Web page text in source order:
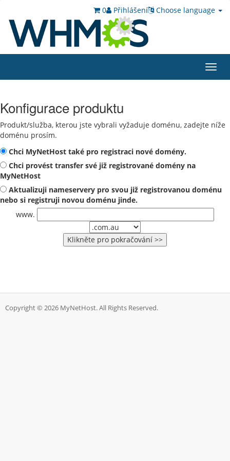
Choose language
Přihlášení
0
Konfigurace produktu
Produkt/služba, kterou jste vybrali vyžaduje doménu, zadejte níže
doménu prosím.
Chci MyNetHost také pro registraci nové domény.
Chci provést transfer své již registrované domény na
MyNetHost
Aktualizuji nameservery pro svou již registrovanou doménu
nebo si registruji novou doménu jinde.
www.
Copyright © 2026 MyNetHost. All Rights Reserved.